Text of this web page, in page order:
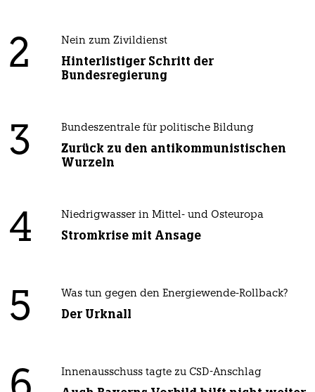
2 Nein zum Zivildienst
Hinterlistiger Schritt der
Bundesregierung
3 Bundeszentrale für politische Bildung
Zurück zu den antikommunistischen
Wurzeln
4 Niedrigwasser in Mittel- und Osteuropa
Stromkrise mit Ansage
5 Was tun gegen den Energiewende-Rollback?
Der Urknall
Innenausschuss tagte zu CSD-Anschlag